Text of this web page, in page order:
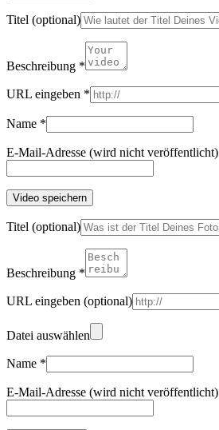
Titel (optional)
Beschreibung *
URL eingeben *
Name *
E-Mail-Adresse (wird nicht veröffentlicht)
Video speichern
Titel (optional)
Beschreibung *
URL eingeben (optional)
Datei auswählen
Name *
E-Mail-Adresse (wird nicht veröffentlicht)